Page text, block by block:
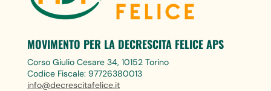
MOVIMENTO PER LA DECRESCITA FELICE APS
Corso Giulio Cesare 34, 10152 Torino
Codice Fiscale: 97726380013
info@decrescitafelice.it